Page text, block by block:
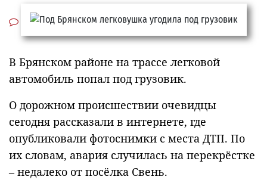
В Брянском районе на трассе легковой
автомобиль попал под грузовик.
О дорожном происшествии очевидцы
сегодня рассказали в интернете, где
опубликовали фотоснимки с места ДТП. По
их словам, авария случилась на перекрёстке
– недалеко от посёлка Свень.